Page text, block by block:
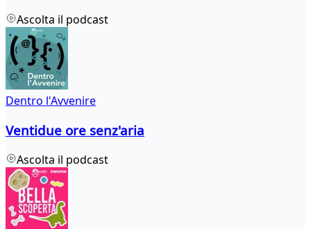
Ascolta il podcast
Dentro l'Avvenire
Ventidue ore senz'aria
Ascolta il podcast